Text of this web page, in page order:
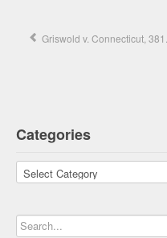
Griswold v. Connecticut, 381...
Categories
Categories